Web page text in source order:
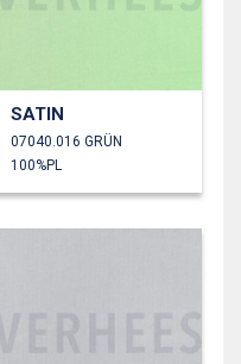
SATIN
07040.016 GRÜN
100%PL